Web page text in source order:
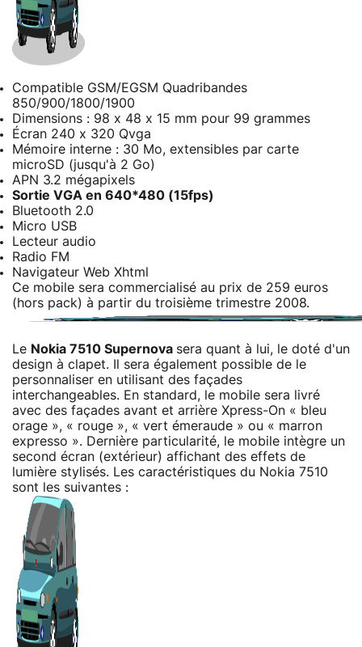
Compatible GSM/EGSM Quadribandes
850/900/1800/1900
Dimensions : 98 x 48 x 15 mm pour 99 grammes
Écran 240 x 320 Qvga
Mémoire interne : 30 Mo, extensibles par carte
microSD (jusqu'à 2 Go)
APN 3.2 mégapixels
Sortie VGA en 640*480 (15fps)
Bluetooth 2.0
Micro USB
Lecteur audio
Radio FM
Navigateur Web Xhtml
Ce mobile sera commercialisé au prix de 259 euros
(hors pack) à partir du troisième trimestre 2008.
Le Nokia 7510 Supernova sera quant à lui, le doté d'un
design à clapet. Il sera également possible de le
personnaliser en utilisant des façades
interchangeables. En standard, le mobile sera livré
avec des façades avant et arrière Xpress-On « bleu
orage », « rouge », « vert émeraude » ou « marron
expresso ». Dernière particularité, le mobile intègre un
second écran (extérieur) affichant des effets de
lumière stylisés. Les caractéristiques du Nokia 7510
sont les suivantes :